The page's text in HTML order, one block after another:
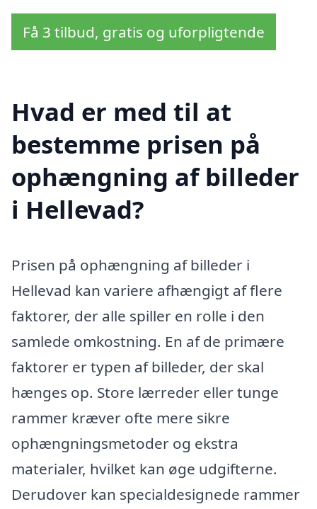
Få 3 tilbud, gratis og uforpligtende
Hvad er med til at
bestemme prisen på
ophængning af billeder
i Hellevad?
Prisen på ophængning af billeder i
Hellevad kan variere afhængigt af flere
faktorer, der alle spiller en rolle i den
samlede omkostning. En af de primære
faktorer er typen af billeder, der skal
hænges op. Store lærreder eller tunge
rammer kræver ofte mere sikre
ophængningsmetoder og ekstra
materialer, hvilket kan øge udgifterne.
Derudover kan specialdesignede rammer